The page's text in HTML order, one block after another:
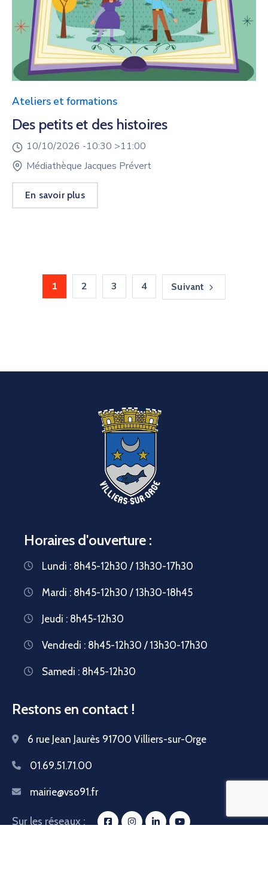
Ateliers et formations
Des petits et des histoires
10/10/2026 -10:30 >11:00
Médiathèque Jacques Prévert
En savoir plus
1 2 3 4 Suivant
Horaires d'ouverture :
Lundi : 8h45-12h30 / 13h30-17h30
Mardi : 8h45-12h30 / 13h30-18h45
Jeudi : 8h45-12h30
Vendredi : 8h45-12h30 / 13h30-17h30
Samedi : 8h45-12h30
Restons en contact !
6 rue Jean Jaurès 91700 Villiers-sur-Orge
01.69.51.71.00
mairie@vso91.fr
Sur les réseaux :